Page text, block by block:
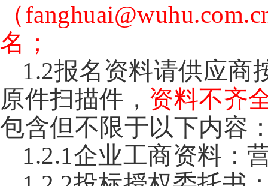
（
名；
1.2报名资料请供应商
原件扫描件， 资料不齐
包含但不限于以下内容
1.2.1企业工商资料：